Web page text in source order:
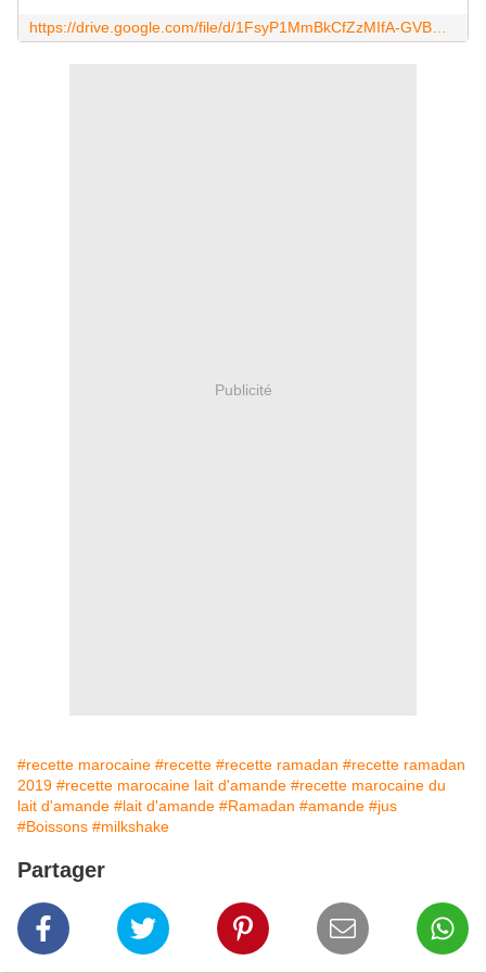
Publicité
#recette marocaine #recette #recette ramadan #recette ramadan
2019 #recette marocaine lait d'amande #recette marocaine du
lait d'amande #lait d'amande #Ramadan #amande #jus
#Boissons #milkshake
Partager